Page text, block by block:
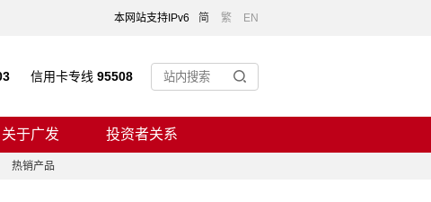
本网站支持IPv6 简 繁 EN
信用卡专线 95508
关于广发 投资者关系
热销产品